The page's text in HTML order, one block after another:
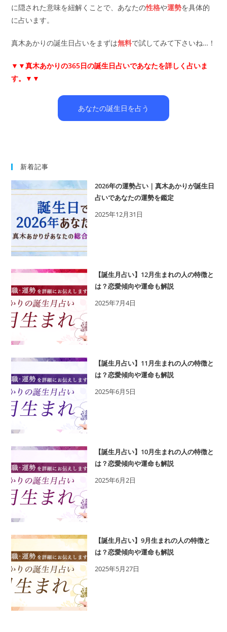
に隠された意味を紐解くことで、あなたの性格や運勢を具体的
に占います。
真木あかりの誕生日占いをまずは無料で試してみて下さいね…！
▼▼真木あかりの365日の誕生日占いであなたを詳しく占いま
す。▼▼
あなたの誕生日を占う
新着記事
2026年の運勢占い｜真木あかりが誕生日
占いであなたの運勢を鑑定
2025年12月31日
【誕生月占い】12月生まれの人の特徴と
は？恋愛傾向や運命も解説
2025年7月4日
【誕生月占い】11月生まれの人の特徴と
は？恋愛傾向や運命も解説
2025年6月5日
【誕生月占い】10月生まれの人の特徴と
は？恋愛傾向や運命も解説
2025年6月2日
【誕生月占い】9月生まれの人の特徴と
は？恋愛傾向や運命も解説
2025年5月27日